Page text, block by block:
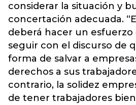
considerar la situación y
concertación adecuada.
deberá hacer un
seguir con el discurso de
forma de salvar a
derechos a sus
contrario, la solidez
de tener trabajadores